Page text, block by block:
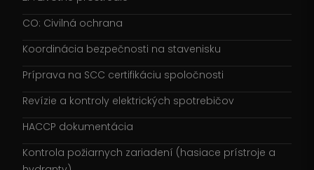
CO: Civilná ochrana
Koordinácia bezpečnosti na stavenisku
Príprava na SCC certifikáciu spoločnosti
Revízie a kontroly elektrických spotrebičov
HACCP dokumentácia
Kontrola požiarnych zariadení (hasiace prístroje a